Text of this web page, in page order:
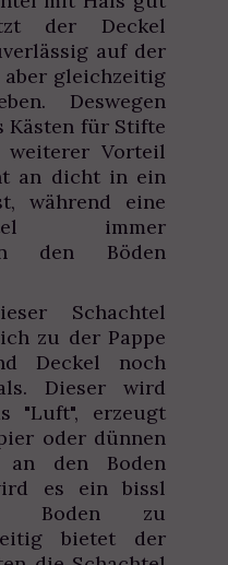
der Deckel
auf der
gleichzeitig
Deswegen
Kästen für Stifte
weiterer Vorteil
an dicht in ein
während eine
immer
den Böden
Schachtel
zu der Pappe
Deckel noch
Dieser wird
"Luft", erzeugt
oder dünnen
den Boden
es ein bissl
Boden zu
bietet der